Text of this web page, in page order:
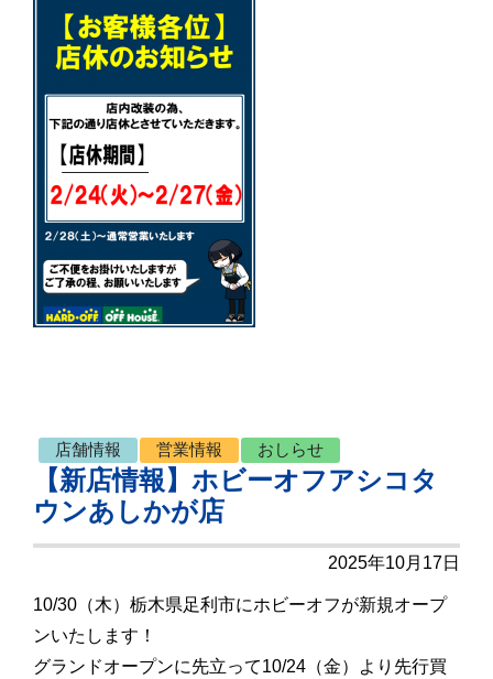
店舗情報 営業情報 おしらせ
【新店情報】ホビーオフアシコタ
ウンあしかが店
2025年10月17日
10/30（木）栃木県足利市にホビーオフが新規オープ
ンいたします！
グランドオープンに先立って10/24（金）より先行買